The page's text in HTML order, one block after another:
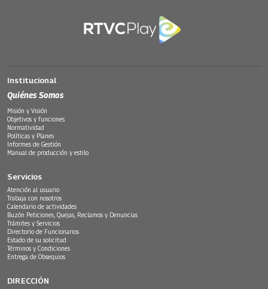
Institucional
Quiénes Somos
Misión y Visión
Objetivos y funciones
Normatividad
Políticas y Planes
Informes de Gestión
Manual de producción y estilo
Servicios
Atención al usuario
Trabaja con nosotros
Calendario de actividades
Buzón Peticiones, Quejas, Reclamos y Denuncias
Trámites y Servicios
Directorio de Funcionarios
Estado de su solicitud
Términos y Condiciones
Entrega de Obsequios
DIRECCIÓN